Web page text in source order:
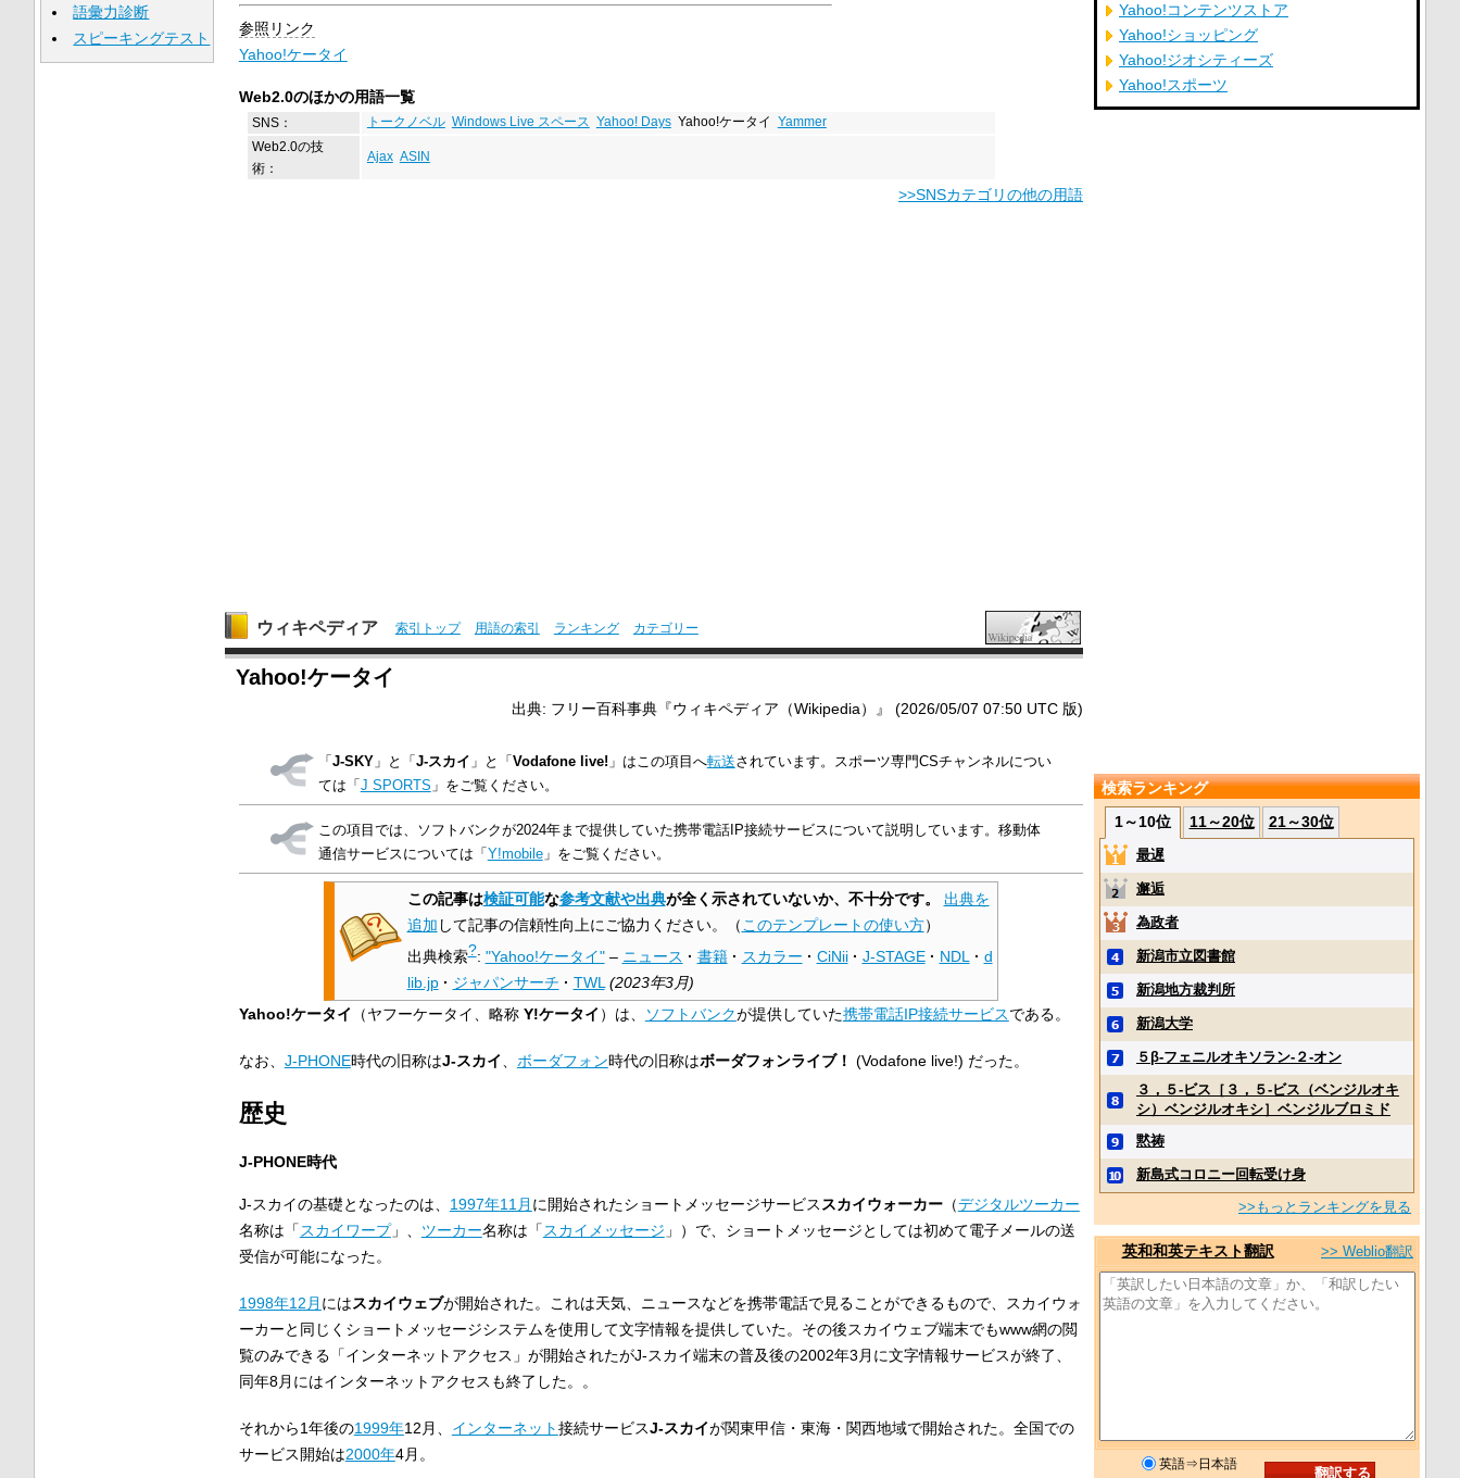
参照リンク
Yahoo!ケータイ
Web2.0のほかの用語一覧
SNS： トークノベル Windows Live スペース Yahoo! DaysYahoo!ケータイ Yammer
Web2.0の技
術：
Ajax ASIN
>>SNSカテゴリの他の用語
ウィキペディア 索引トップ 用語の索引 ランキング カテゴリー
Yahoo!ケータイ
出典: フリー百科事典『ウィキペディア（Wikipedia）』 (2026/05/07 07:50 UTC 版)
「J-SKY」と「J-スカイ 」と「Vodafone live! 」はこの項目へ転送されています。スポーツ専門CSチャンネルについ
ては「J SPORTS 」をご覧ください。
この項目では、ソフトバンクが2024年まで提供していた携帯電話IP接続サービスについて説明しています。移動体
通信サービスについては「 Y!mobile」をご覧ください。
この記事は検証可能な参考文献や出典が全く示されていないか、不十分です。
出典を
追加 して記事の信頼性向上にご協力ください。 （ このテンプレートの使い方）
出典検索?: "Yahoo!ケータイ" – ニュース · 書籍 · スカラー · CiNii · J-STAGE · NDL · d
lib.jp · ジャパンサーチ · TWL (2023年3月)
Yahoo!ケータイ （ヤフーケータイ、略称 Y!ケータイ）は、 ソフトバンクが提供していた携帯電話IP接続サービスである。
なお、 J-PHONE時代の旧称はJ-スカイ ボーダフォン時代の旧称はボーダフォンライブ！ (Vodafone live!) だった。
歴史
J-PHONE時代
J-スカイの基礎となったのは、 1997年11月 に開始されたショートメッセージサービス スカイウォーカー（デジタルツーカー
名称は「 スカイワープ」、 ツーカー名称は「 スカイメッセージ 」）で、ショートメッセージとしては初めて電子メールの送
受信が可能になった。
1998年12月 にはスカイウェブが開始された。これは天気、ニュースなどを携帯電話で見ることができるもので、スカイウォ
ーカーと同じくショートメッセージシステムを使用して文字情報を提供していた。その後スカイウェブ端末でもwww網の閲
覧のみできる「インターネットアクセス」が開始されたがJ-スカイ端末の普及後の2002年3月に文字情報サービスが終了、
同年8月にはインターネットアクセスも終了した。
。
それから1年後の1999年12月、 インターネット接続サービスJ-スカイが関東甲信・東海・関西地域で開始された。全国での
サービス開始は2000年4月。
語彙力診断
スピーキングテスト
Yahoo!コンテンツストア
Yahoo!ショッピング
Yahoo!ジオシティーズ
Yahoo!スポーツ
検索ランキング
1～10位
11～20位 21～30位
最遅
邂逅
為政者
新潟市立図書館
新潟地方裁判所
新潟大学
５β‐フェニルオキソラン‐２‐オン
３，５‐ビス［３，５‐ビス（ベンジルオキ
シ）ベンジルオキシ］ベンジルブロミド
黙祷
新島式コロニー回転受け身
>>もっとランキングを見る
英和和英テキスト翻訳 >> Weblio翻訳
英語⇒日本語